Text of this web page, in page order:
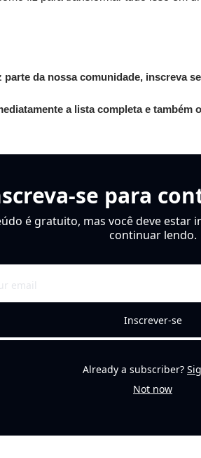
parte da nossa comunidade, inscreva
a lista completa e também
se para
é gratuito, mas você deve estar
continuar lendo.
Inscrever-se
Already a subscriber?
Not now